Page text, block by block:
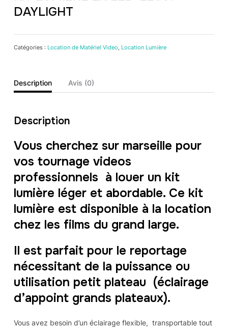
DAYLIGHT
Catégories : Location de Matériel Video, Location Lumière
Description Avis (0)
Description
Vous cherchez sur marseille pour
vos tournage videos
professionnels à louer un kit
lumière léger et abordable. Ce kit
lumière est disponible à la location
chez les films du grand large.
Il est parfait pour le reportage
nécessitant de la puissance ou
utilisation petit plateau (éclairage
d’appoint grands plateaux).
Vous avez besoin d’un éclairage flexible, transportable tout